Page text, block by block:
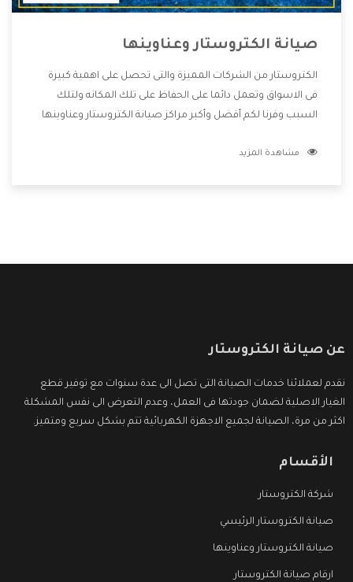
صيانة الكتروستار وعناوينها
الكتروستار من الشركات المميزة والتى تحصل على اهمية كبيرة
فى الاسواق وتعمل دائما على الحفاظ على تلك المكانه ولتلك
السبب وفرنا لكم أفضل وأكبر مراكز صيانة الكتروستار وعناوينها
المنتجات دون اى ازعاج كما أننا نهتم بكل ما يحتاجه المستهلك
مشاهدة المزيد
عن صيانة الكتروستار
نقدم لعملائنا خدمات الصيانة التى تصل الى عدة سنوات مع توفير قطع
الغيار الاصلية لضمان جودتها فى العمل، وعدم التعرض الى نفس المشكلة
اكثر من مرة، الصيانة لجميع الاجهزة الكهربائية تتم بشكل سريع ومتميز.
الأقسام
شركة الكتروستار
صيانة الكتروستار الرئيسي
صيانة الكتروستار وعناوينها
ارقام صيانة الكتروستار